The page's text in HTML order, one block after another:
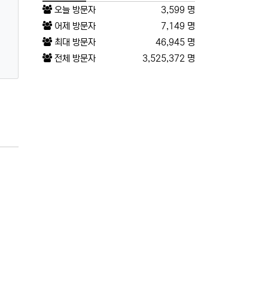
오늘 방문자
3,599 명
어제 방문자
7,149 명
최대 방문자
46,945 명
전체 방문자
3,525,372 명